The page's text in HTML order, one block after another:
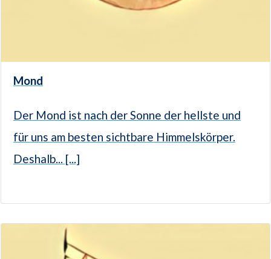
Mond
Der Mond ist nach der Sonne der hellste und
für uns am besten sichtbare Himmelskörper.
Deshalb... [...]